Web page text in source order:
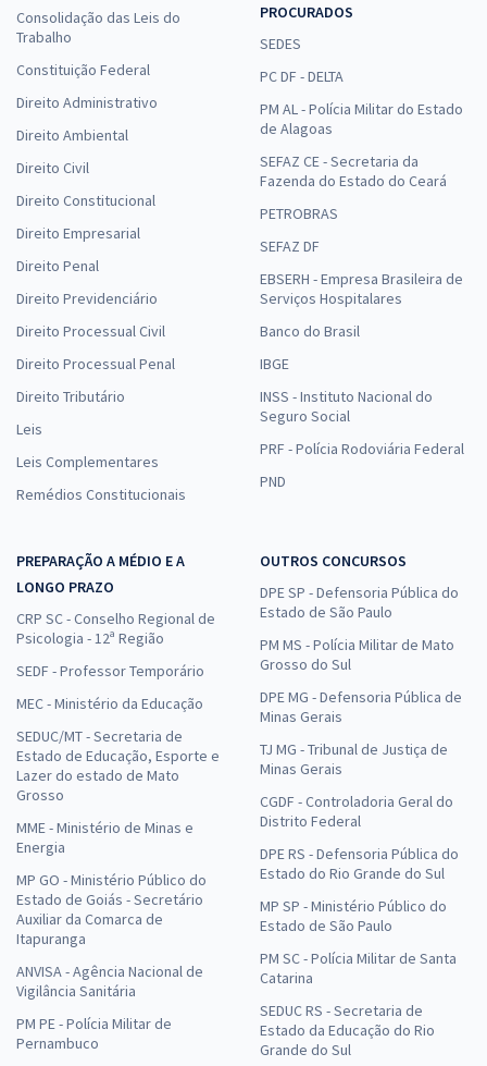
Consolidação das Leis do
Trabalho
Constituição Federal
Direito Administrativo
Direito Ambiental
Direito Civil
Direito Constitucional
Direito Empresarial
Direito Penal
Direito Previdenciário
Direito Processual Civil
Direito Processual Penal
Direito Tributário
Leis
Leis Complementares
Remédios Constitucionais
PROCURADOS
SEDES
PC DF - DELTA
PM AL - Polícia Militar do Estado
de Alagoas
SEFAZ CE - Secretaria da
Fazenda do Estado do Ceará
PETROBRAS
SEFAZ DF
EBSERH - Empresa Brasileira de
Serviços Hospitalares
Banco do Brasil
IBGE
INSS - Instituto Nacional do
Seguro Social
PRF - Polícia Rodoviária Federal
PND
PREPARAÇÃO A MÉDIO E A
LONGO PRAZO
CRP SC - Conselho Regional de
Psicologia - 12ª Região
SEDF - Professor Temporário
MEC - Ministério da Educação
SEDUC/MT - Secretaria de
Estado de Educação, Esporte e
Lazer do estado de Mato
Grosso
MME - Ministério de Minas e
Energia
MP GO - Ministério Público do
Estado de Goiás - Secretário
Auxiliar da Comarca de
Itapuranga
ANVISA - Agência Nacional de
Vigilância Sanitária
PM PE - Polícia Militar de
Pernambuco
OUTROS CONCURSOS
DPE SP - Defensoria Pública do
Estado de São Paulo
PM MS - Polícia Militar de Mato
Grosso do Sul
DPE MG - Defensoria Pública de
Minas Gerais
TJ MG - Tribunal de Justiça de
Minas Gerais
CGDF - Controladoria Geral do
Distrito Federal
DPE RS - Defensoria Pública do
Estado do Rio Grande do Sul
MP SP - Ministério Público do
Estado de São Paulo
PM SC - Polícia Militar de Santa
Catarina
SEDUC RS - Secretaria de
Estado da Educação do Rio
Grande do Sul